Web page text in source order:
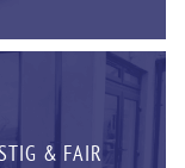
& FAIR